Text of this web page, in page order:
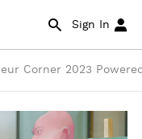
Sign In
Corner 2023